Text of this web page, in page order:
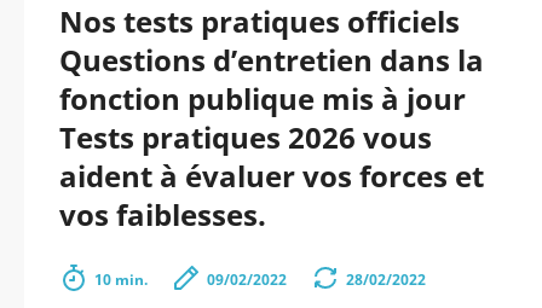
Nos tests pratiques officiels
Questions d’entretien dans la
fonction publique mis à jour
Tests pratiques 2026 vous
aident à évaluer vos forces et
vos faiblesses.
10 min. 09/02/2022 28/02/2022